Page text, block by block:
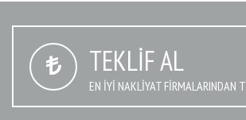
TEKLIF AL
EN IYI NAKLIYAT FIRMALARINDAN